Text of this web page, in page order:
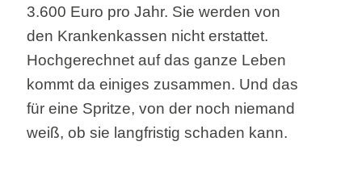
3.600 Euro pro Jahr. Sie werden von
den Krankenkassen nicht erstattet.
Hochgerechnet auf das ganze Leben
kommt da einiges zusammen. Und das
für eine Spritze, von der noch niemand
weiß, ob sie langfristig schaden kann.